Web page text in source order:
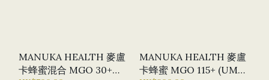
MANUKA HEALTH 麥盧
卡蜂蜜混合 MGO 30+
MANUKA HEALTH 麥盧
卡蜂蜜 MGO 115+ (UMF